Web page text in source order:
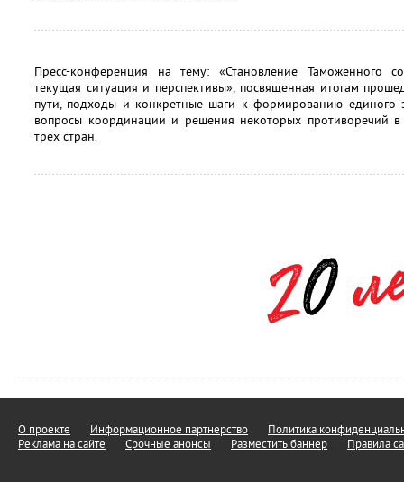
Пресс-конференция на тему: «Становление Таможенного
текущая ситуация и перспективы», посвященная итогам
пути, подходы и конкретные шаги к формированию единого
вопросы координации и решения некоторых противоречий
трех стран.
О проекте Информационное партнерство
Политика
Реклама на сайте
Срочные анонсы Разместить баннер Правила